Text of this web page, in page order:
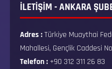
İLETİŞİM - ANKARA
Adres :Türkiye Muaythai
Mahallesi, Gençlik Caddesi
Telefon : +90 312 311 26 83